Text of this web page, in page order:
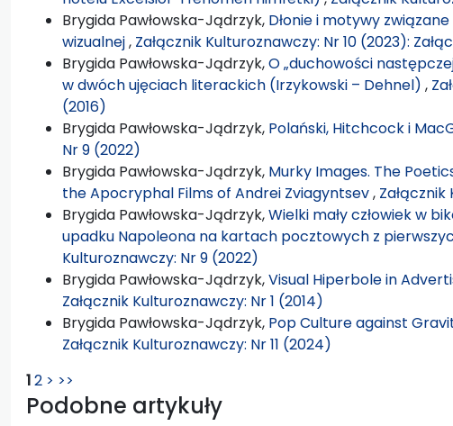
Brygida Pawłowska-Jądrzyk, Dłonie i motywy
wizualnej, Załącznik Kulturoznawczy: Nr 10 (2023):
Brygida Pawłowska-Jądrzyk,O „duchowości
w dwóch ujęciach literackich (Irzykowski – Dehnel) ,
(2016)
Brygida Pawłowska-Jądrzyk, Polański, Hitchcock i
Nr 9 (2022)
Brygida Pawłowska-Jądrzyk, Murky Images. The
the Apocryphal Films of Andrei Zviagyntsev,
Brygida Pawłowska-Jądrzyk,Wielki mały człowiek w
upadku Napoleona na kartach pocztowych z
Kulturoznawczy: Nr 9 (2022)
Brygida Pawłowska-Jądrzyk,Visual Hiperbole in
Załącznik Kulturoznawczy: Nr 1 (2014)
Brygida Pawłowska-Jądrzyk, Pop Culture against
Załącznik Kulturoznawczy: Nr 11 (2024)
12 > >>
Podobne artykuły